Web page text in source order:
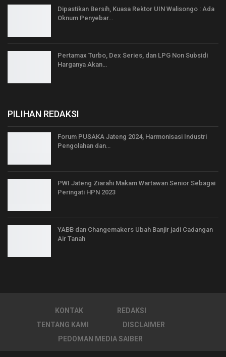
Dipastikan Bersih, Kuasa Rektor UIN Walisongo : Ada
Oknum Penyebar…
Pertamax Turbo, Dex Series, dan LPG Non Subsidi
Harganya Akan…
PILIHAN REDAKSI
Forum PUSAKA Jateng 2024, Harmonisasi Industri
Pengolahan dan…
PWI Jateng Ziarahi Makam Wartawan Senior Sebagai
Peringati HPN 2023
YABB dan Changemakers Ubah Banjir jadi Cadangan
Air Tanah
KONTAK
REDAKSI
TENTANG KAMI
DISCLAIMER
PEDOMAN MEDIA SAIBER